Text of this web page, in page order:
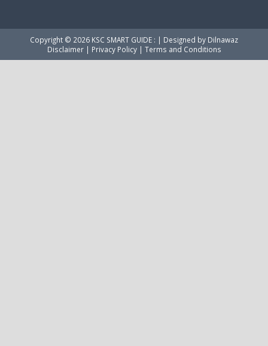
Copyright © 2026 KSC SMART GUIDE : | Designed by Dilnawaz
Disclaimer| Privacy Policy| Terms and Conditions